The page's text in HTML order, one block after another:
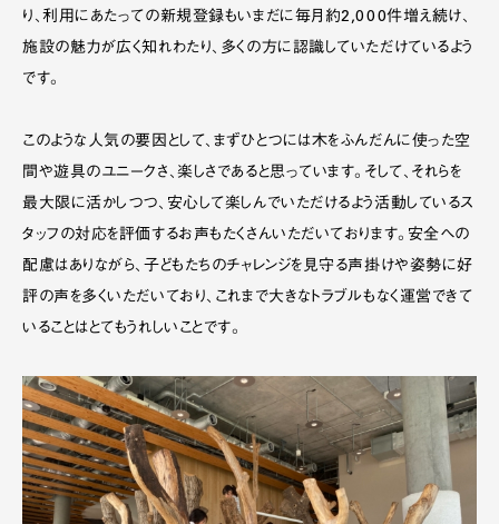
り、利用にあたっての新規登録もいまだに毎月約2,000件増え続け、
施設の魅力が広く知れわたり、多くの方に認識していただけているよう
です。
このような人気の要因として、まずひとつには木をふんだんに使った空
間や遊具のユニークさ、楽しさであると思っています。そして、それらを
最大限に活かしつつ、安心して楽しんでいただけるよう活動しているス
タッフの対応を評価するお声もたくさんいただいております。安全への
配慮はありながら、子どもたちのチャレンジを見守る声掛けや姿勢に好
評の声を多くいただいており、これまで大きなトラブルもなく運営できて
いることはとてもうれしいことです。